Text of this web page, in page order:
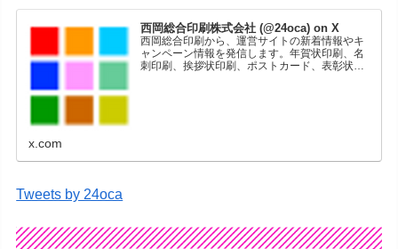
西岡総合印刷株式会社 (@24oca) on X
西岡総合印刷から、運営サイトの新着情報やキ
ャンペーン情報を発信します。年賀状印刷、名
刺印刷、挨拶状印刷、ポストカード、表彰状印
x.com
Tweets by 24oca